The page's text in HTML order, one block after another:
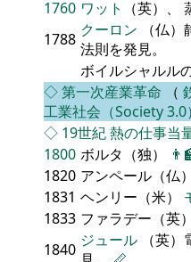
1760 ワット
（英）、
1788 クーロン （仏
法則を発見。
ボイルシャルル
◇第一次産業革命 （
工業社会（Society 3.0）
◇ 19世紀熱の仕事当
1800 ボルタ（独）
1820 アンペール（仏
1831 ヘンリー（米）
1833 ファラデー（英）
1840 ジュール （英